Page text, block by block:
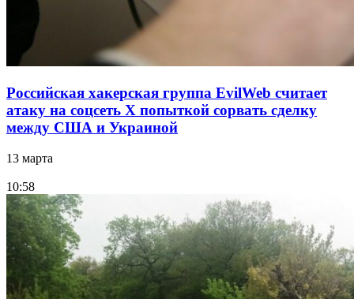
Российская хакерская группа EvilWeb считает
атаку на соцсеть Х попыткой сорвать сделку
между США и Украиной
13 марта
10:58